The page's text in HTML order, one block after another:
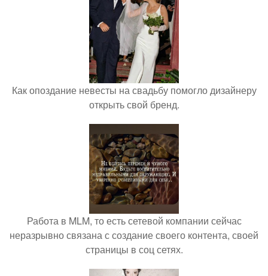
Как опоздание невесты на свадьбу помогло дизайнеру
открыть свой бренд.
Работа в MLM, то есть сетевой компании сейчас
неразрывно связана с создание своего контента, своей
страницы в соц сетях.